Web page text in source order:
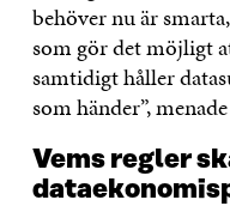
behöver nu är
som gör det möjligt
samtidigt håller
som händer”,
Vems regler